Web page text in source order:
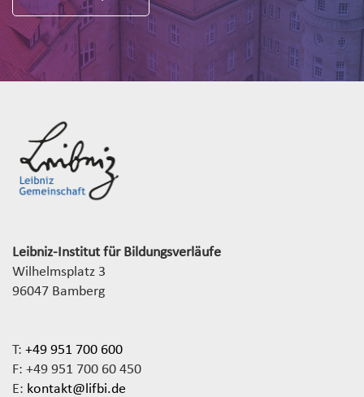
Leibniz-Institut für Bildungsverläufe
Wilhelmsplatz 3
96047 Bamberg
T: +49 951 700 600
F: +49 951 700 60 450
E: kontakt@lifbi.de